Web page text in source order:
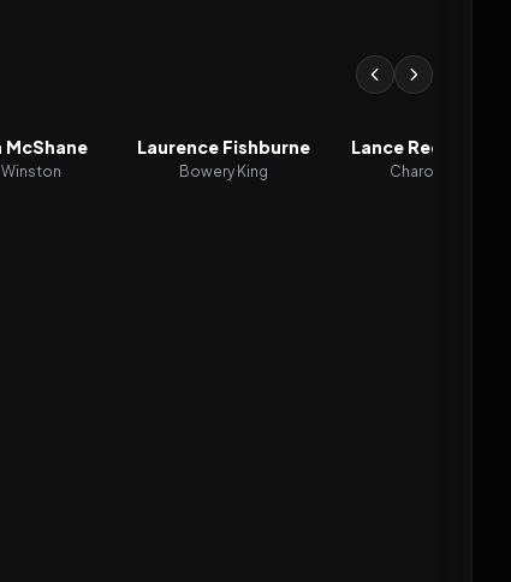
McShane
Winston
Laurence Fishburne
Bowery King
Lance Reddick
Charon